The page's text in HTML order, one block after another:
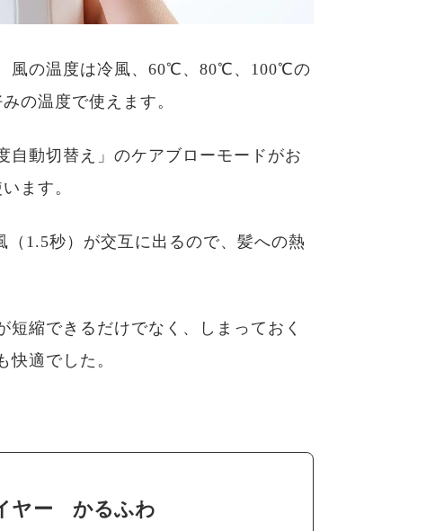
風の温度は冷風、60℃、80℃、100℃の
の温度で使えます。
自動切替え」のケアブローモードがお
ます。
1.5秒）が交互に出るので、髪への熱
縮できるだけでなく、しまっておく
快適でした。
ヤー かるふわ